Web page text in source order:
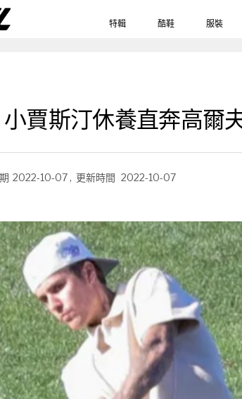
特輯 酷鞋 服裝
賈斯汀休養直奔高爾
2022-10-07, 更新時間 2022-10-07